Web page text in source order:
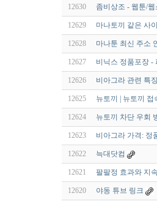
12630 좀비상조 - 웹툰/
12629 마나토끼 같은 사
12628 마나툰 최신 주소
12627 비닉스 정품포장 -
12626 비아그라 관련 특
12625 뉴토끼 | 뉴토끼
12624 뉴토끼 차단 우회
12623 비아그라 가격: 정
12622 늑대닷컴
12621 팔팔정 효과와 지
12620 야동 튜브 링크